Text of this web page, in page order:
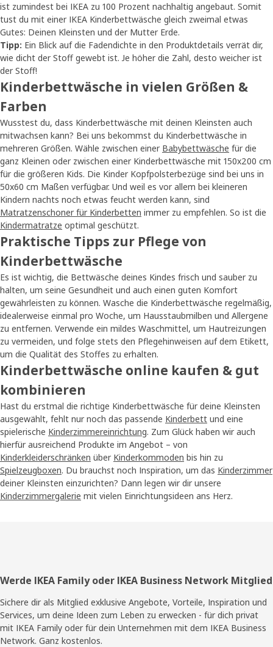
ist zumindest bei IKEA zu 100 Prozent nachhaltig angebaut. Somit
tust du mit einer IKEA Kinderbettwäsche gleich zweimal etwas
Gutes: Deinen Kleinsten und der Mutter Erde.
Tipp: Ein Blick auf die Fadendichte in den Produktdetails verrät dir,
wie dicht der Stoff gewebt ist. Je höher die Zahl, desto weicher ist
der Stoff!
Kinderbettwäsche in vielen Größen &
Farben
Wusstest du, dass Kinderbettwäsche mit deinen Kleinsten auch
mitwachsen kann? Bei uns bekommst du Kinderbettwäsche in
mehreren Größen. Wähle zwischen einer Babybettwäsche für die
ganz Kleinen oder zwischen einer Kinderbettwäsche mit 150x200 cm
für die größeren Kids. Die Kinder Kopfpolsterbezüge sind bei uns in
50x60 cm Maßen verfügbar. Und weil es vor allem bei kleineren
Kindern nachts noch etwas feucht werden kann, sind
Matratzenschoner für Kinderbetten immer zu empfehlen. So ist die
Kindermatratze optimal geschützt.
Praktische Tipps zur Pflege von
Kinderbettwäsche
Es ist wichtig, die Bettwäsche deines Kindes frisch und sauber zu
halten, um seine Gesundheit und auch einen guten Komfort
gewährleisten zu können. Wasche die Kinderbettwäsche regelmäßig,
idealerweise einmal pro Woche, um Hausstaubmilben und Allergene
zu entfernen. Verwende ein mildes Waschmittel, um Hautreizungen
zu vermeiden, und folge stets den Pflegehinweisen auf dem Etikett,
um die Qualität des Stoffes zu erhalten.
Kinderbettwäsche online kaufen & gut
kombinieren
Hast du erstmal die richtige Kinderbettwäsche für deine Kleinsten
ausgewählt, fehlt nur noch das passende Kinderbett und eine
spielerische Kinderzimmereinrichtung. Zum Glück haben wir auch
hierfür ausreichend Produkte im Angebot – von
Kinderkleiderschränken über Kinderkommoden bis hin zu
Spielzeugboxen. Du brauchst noch Inspiration, um das Kinderzimmer
deiner Kleinsten einzurichten? Dann legen wir dir unsere
Kinderzimmergalerie mit vielen Einrichtungsideen ans Herz.
Fußzeile
Werde IKEA Family oder IKEA Business Network Mitglied
Sichere dir als Mitglied exklusive Angebote, Vorteile, Inspiration und
Services, um deine Ideen zum Leben zu erwecken - für dich privat
mit IKEA Family oder für dein Unternehmen mit dem IKEA Business
Network. Ganz kostenlos.